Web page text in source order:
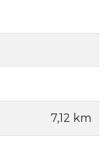
7,12 km